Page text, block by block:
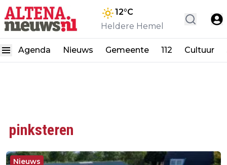
12°C
Heldere Hemel
Agenda Nieuws Gemeente 112 Cultuur
pinksteren
Nieuws